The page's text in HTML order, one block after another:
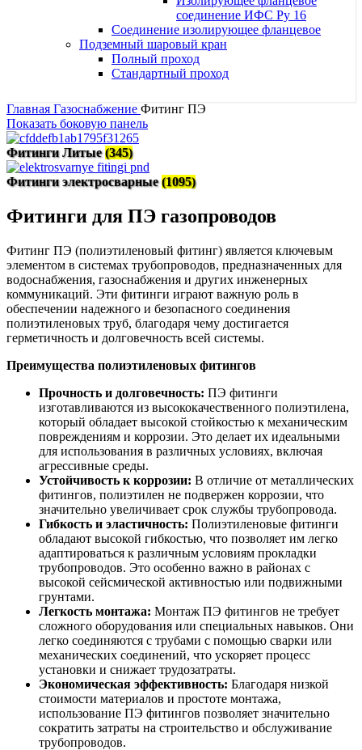
соединение ИФС Ру 16
Соединение изолирующее фланцевое
Подземный шаровый кран
Полный проход
Стандартный проход
Главная Газоснабжение Фитинг ПЭ
Показать боковую панель
Фитинги Литые(345)
Фитинги электросварные(1095)
Фитинги для ПЭ газопроводов
Фитинг ПЭ (полиэтиленовый фитинг) является ключевым
элементом в системах трубопроводов, предназначенных для
водоснабжения, газоснабжения и других инженерных
коммуникаций. Эти фитинги играют важную роль в
обеспечении надежного и безопасного соединения
полиэтиленовых труб, благодаря чему достигается
герметичность и долговечность всей системы.
Преимущества полиэтиленовых фитингов
Прочность и долговечность: ПЭ фитинги
изготавливаются из высококачественного полиэтилена,
который обладает высокой стойкостью к механическим
повреждениям и коррозии. Это делает их идеальными
для использования в различных условиях, включая
агрессивные среды.
Устойчивость к коррозии: В отличие от металлических
фитингов, полиэтилен не подвержен коррозии, что
значительно увеличивает срок службы трубопровода.
Гибкость и эластичность: Полиэтиленовые фитинги
обладают высокой гибкостью, что позволяет им легко
адаптироваться к различным условиям прокладки
трубопроводов. Это особенно важно в районах с
высокой сейсмической активностью или подвижными
грунтами.
Легкость монтажа: Монтаж ПЭ фитингов не требует
сложного оборудования или специальных навыков. Они
легко соединяются с трубами с помощью сварки или
механических соединений, что ускоряет процесс
установки и снижает трудозатраты.
Экономическая эффективность: Благодаря низкой
стоимости материалов и простоте монтажа,
использование ПЭ фитингов позволяет значительно
сократить затраты на строительство и обслуживание
трубопроводов.